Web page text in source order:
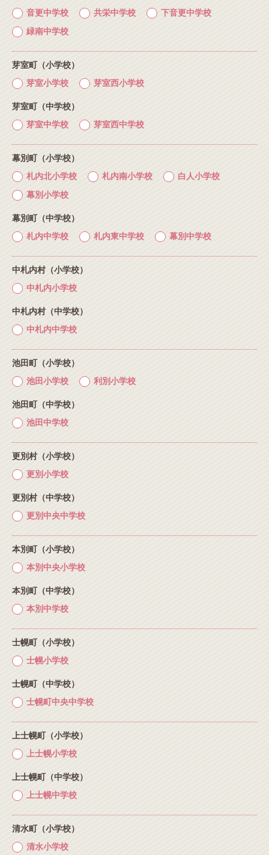
音更中学校
共栄中学校
下音更中学校
緑南中学校
芽室町（小学校）
芽室小学校
芽室西小学校
芽室町（中学校）
芽室中学校
芽室西中学校
幕別町（小学校）
札内北小学校
札内南小学校
白人小学校
幕別小学校
幕別町（中学校）
札内中学校
札内東中学校 幕別中学校
中札内村（小学校）
中札内小学校
中札内村（中学校）
中札内中学校
池田町（小学校）
池田小学校
利別小学校
池田町（中学校）
池田中学校
更別村（小学校）
更別小学校
更別村（中学校）
更別中央中学校
本別町（小学校）
本別中央小学校
本別町（中学校）
本別中学校
士幌町（小学校）
士幌小学校
士幌町（中学校）
士幌町中央中学校
上士幌町（小学校）
上士幌小学校
上士幌町（中学校）
上士幌中学校
清水町（小学校）
清水小学校